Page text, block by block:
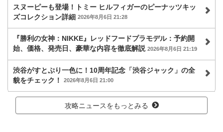
スヌーピーも登場！トミー ヒルフィガーのピーナッツキッ
ズコレクション詳細 2026年8月6日 21:28
『勝利の女神：NIKKE』レッドフードプラモデル：予約開
始、価格、発売日、豪華な内容を徹底解説 2026年8月6日 21:19
渋谷がすとぷり一色に！10周年記念「渋谷ジャック」の全
貌をチェック！
2026年8月6日 21:00
攻略ニュースをもっとみる